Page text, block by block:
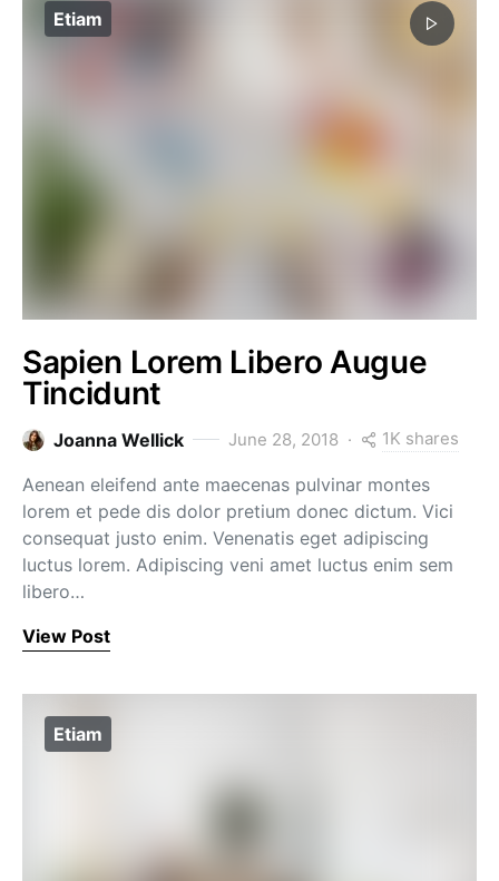
Etiam
Sapien Lorem Libero Augue
Tincidunt
Joanna Wellick June 28, 2018 1K shares
Aenean eleifend ante maecenas pulvinar montes
lorem et pede dis dolor pretium donec dictum. Vici
consequat justo enim. Venenatis eget adipiscing
luctus lorem. Adipiscing veni amet luctus enim sem
libero…
View Post
Etiam